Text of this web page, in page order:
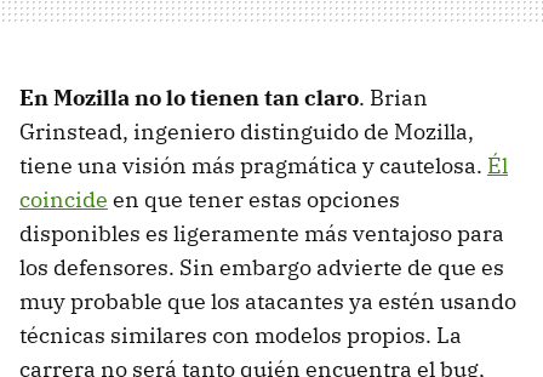
En Mozilla no lo tienen tan claro. Brian
Grinstead, ingeniero distinguido de Mozilla,
tiene una visión más pragmática y cautelosa. Él
coincide en que tener estas opciones
disponibles es ligeramente más ventajoso para
los defensores. Sin embargo advierte de que es
muy probable que los atacantes ya estén usando
técnicas similares con modelos propios. La
carrera no será tanto quién encuentra el bug,